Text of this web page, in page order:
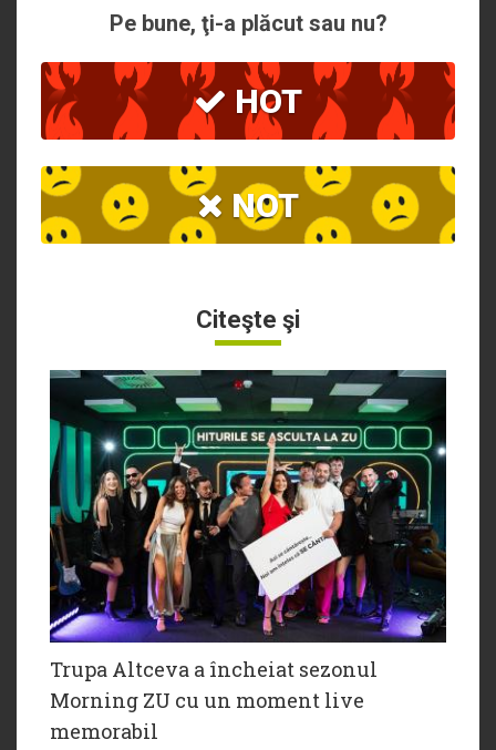
Pe bune, ţi-a plăcut sau nu?
HOT
NOT
Citeşte şi
Trupa Altceva a încheiat sezonul
Morning ZU cu un moment live
memorabil